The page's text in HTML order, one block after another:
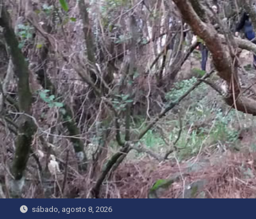
Saltar
al
contenido
sábado, agosto 8, 2026